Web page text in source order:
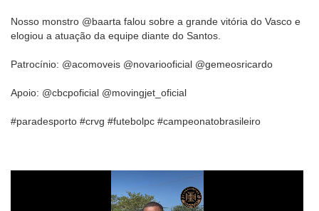
Nosso monstro @baarta falou sobre a grande vitória do Vasco e
elogiou a atuação da equipe diante do Santos.
Patrocínio: @acomoveis @novariooficial @gemeosricardo
Apoio: @cbcpoficial @movingjet_oficial
#paradesporto #crvg #futebolpc #campeonatobrasileiro